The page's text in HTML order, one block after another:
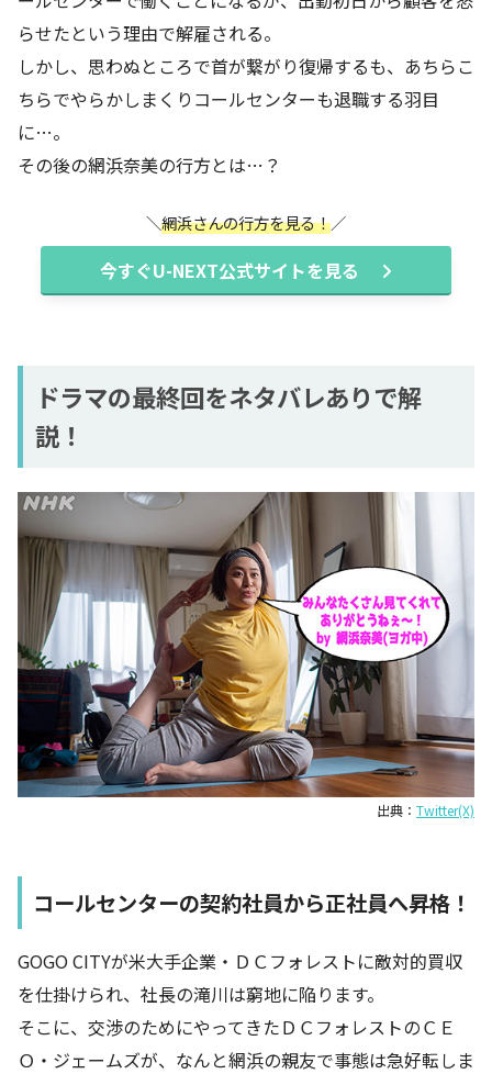
らせたという理由で解雇される。
しかし、思わぬところで首が繋がり復帰するも、あちらこ
ちらでやらかしまくりコールセンターも退職する羽目
に…。
その後の網浜奈美の行方とは…？
網浜さんの行方を見る！
今すぐU-NEXT公式サイトを見る
ドラマの最終回をネタバレありで解
説！
出典： Twitter(X)
コールセンターの契約社員から正社員へ昇格！
GOGO CITYが米大手企業・ＤＣフォレストに敵対的買収
を仕掛けられ、社長の滝川は窮地に陥ります。
そこに、交渉のためにやってきたＤＣフォレストのＣＥ
Ｏ・ジェームズが、なんと網浜の親友で事態は急好転しま